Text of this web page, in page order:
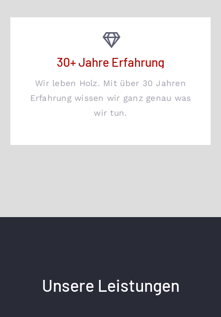
30+ Jahre Erfahrung
Wir leben Holz. Mit über 30 Jahren
Erfahrung wissen wir ganz genau was
wir tun.
Unsere Leistungen